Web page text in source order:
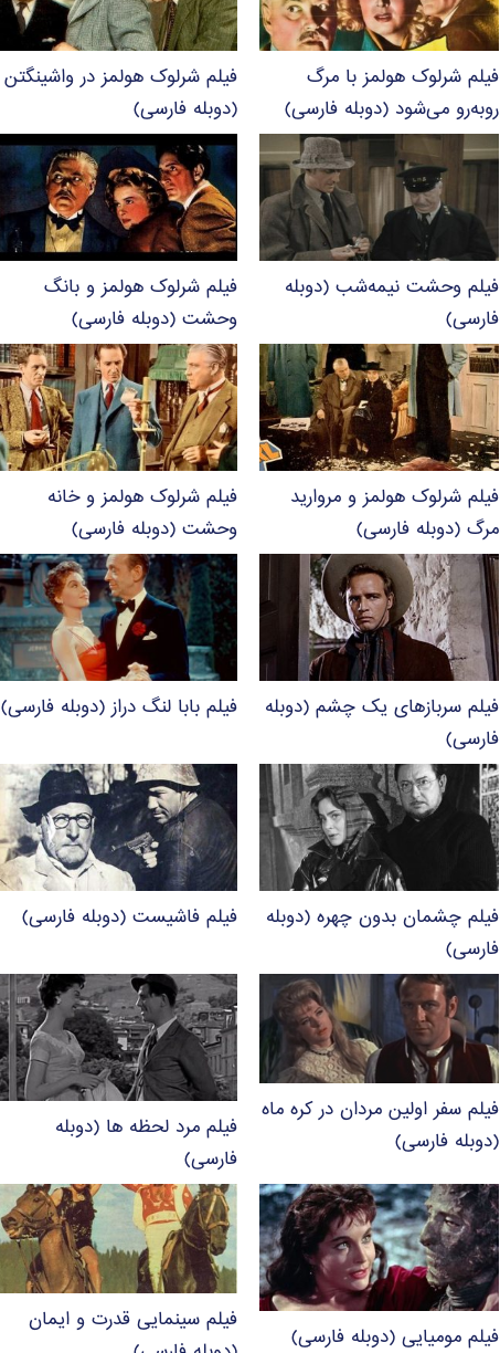
فیلم شرلوک هولمز با مرگ
روبه‌رو می‌شود (دوبله فارسی)
فیلم شرلوک هولمز در واشینگتن
(دوبله فارسی)
فیلم وحشت نیمه‌شب (دوبله
فارسی)
فیلم شرلوک هولمز و بانگ
وحشت (دوبله فارسی)
فیلم شرلوک هولمز و مروارید
مرگ (دوبله فارسی)
فیلم شرلوک هولمز و خانه
وحشت (دوبله فارسی)
فیلم سربازهای یک چشم (دوبله
فارسی)
فیلم بابا لنگ دراز (دوبله فارسی)
فیلم چشمان بدون چهره (دوبله
فارسی)
فیلم فاشیست (دوبله فارسی)
فیلم سفر اولین مردان در کره ماه
(دوبله فارسی)
فیلم مرد لحظه ها (دوبله
فارسی)
فیلم مومیایی (دوبله فارسی)
فیلم سینمایی قدرت و ایمان